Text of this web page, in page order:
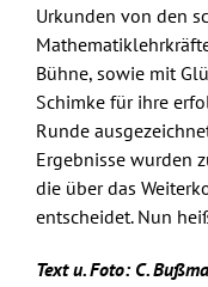
Urkunden von den
Bühne, sowie mit
Schimke für ihre
Runde
Ergebnisse wurden
die über das
entscheidet. Nun
Text u. Foto: C.